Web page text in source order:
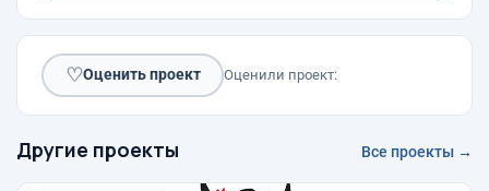
♡Оценить проект Оценили проект:
Другие проекты Все проекты →